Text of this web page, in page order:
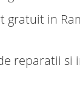
gratuit in
reparatii si